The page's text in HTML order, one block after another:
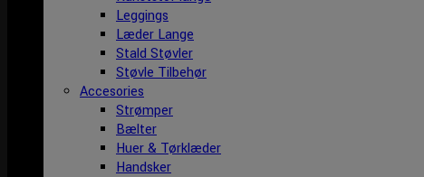
Leggings
Læder Lange
Stald Støvler
Støvle Tilbehør
Accesories
Strømper
Bælter
Huer & Tørklæder
Handsker